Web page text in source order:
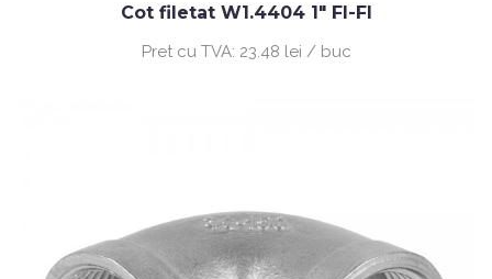
Cot filetat W1.4404 1" FI-FI
Pret cu TVA: 23.48 lei / buc